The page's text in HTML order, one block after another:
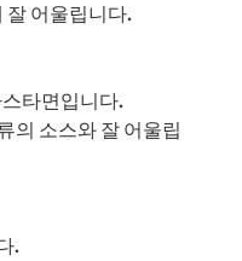
잘 어울립니다.
타면입니다.
의 소스와 잘 어울립
.